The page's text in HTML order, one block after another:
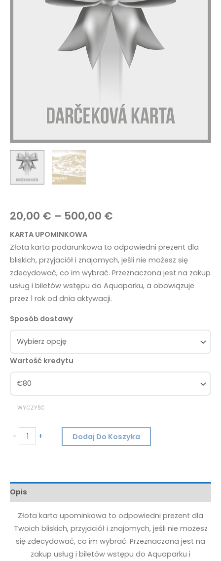
20,00 € – 500,00 €
KARTA UPOMINKOWA
Złota karta podarunkowa to odpowiedni prezent dla
bliskich, przyjaciół i znajomych, jeśli nie możesz się
zdecydować, co im wybrać. Przeznaczona jest na zakup
usług i biletów wstępu do Aquaparku, a obowiązuje
przez 1 rok od dnia aktywacji.
Sposób dostawy
Wartość kredytu
WYCZYŚĆ
- + Dodaj Do Koszyka
Opis
Złota karta upominkowa to odpowiedni prezent dla
Twoich bliskich, przyjaciół i znajomych, jeśli nie możesz
się zdecydować, co im wybrać. Przeznaczona jest na
zakup usług i biletów wstępu do Aquaparku i